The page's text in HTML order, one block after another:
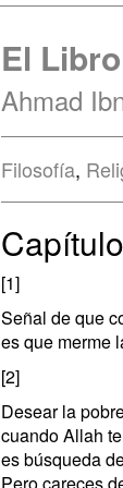
El
Ahmad
Filosofía,
[1]
Señal de que
es que merme
[2]
Desear la
cuando Allah
es búsqueda